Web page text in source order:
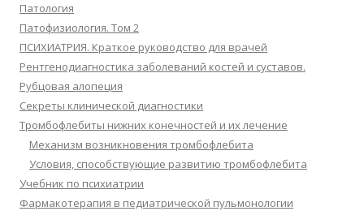
Патология
Патофизиология. Том 2
ПСИХИАТРИЯ. Краткое руководство для врачей
Рентгенодиагностика заболеваний костей и суставов.
Рубцовая алопеция
Секреты клинической диагностики
Тромбофлебиты нижних конечностей и их лечение
Механизм возникновения тромбофлебита
Условия, способствующие развитию тромбофлебита
Учебник по психиатрии
Фармакотерапия в педиатрической пульмонологии